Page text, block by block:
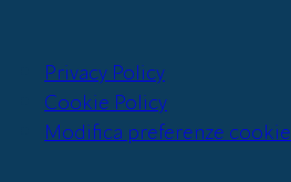
Privacy Policy
Cookie Policy
Modifica preferenze cookie